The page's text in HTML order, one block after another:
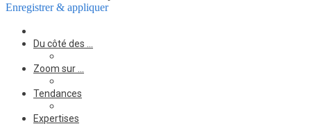
Enregistrer & appliquer
Du côté des …
Zoom sur …
Tendances
Expertises